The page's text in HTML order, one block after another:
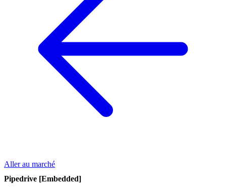
Aller au marché
Pipedrive [Embedded]